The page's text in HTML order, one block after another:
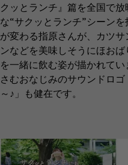
クッとランチ』篇を全国で
な“サクッとランチ”シーン
が変わる指原さんが、カツ
ンなどを美味しそうにほお
を一緒に飲む姿が描かれて
さむおなじみのサウンドロ
～♪」も健在です。